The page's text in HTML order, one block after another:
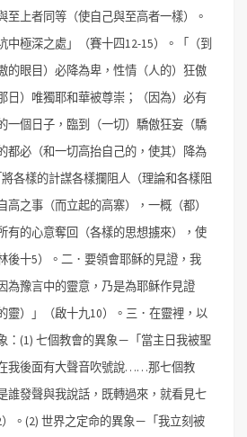
至上者同等（使自己與至高者一樣）。
中極深之處」（賽十四12-15）。
「（到
的眼目）必降為卑，性情（人的）狂傲
日）唯獨耶和華被尊崇；（因為）必有
一個日子，臨到（一切）驕傲狂妄（驕
都必（和一切高抬自己的，使其）降為
將各樣的計謀各樣攔阻人（理論和各樣阻
之事（而立起的高寨），一概（都）
有的心意奪回（各樣的思想擄來），使
後十5）。 二．要領會耶稣的見證，我
豫言中的靈意，乃是為耶稣作見證
靈）」（啟十九10）。 三．在靈裡，以
： (1) 七個教會的異象－「當主日我被聖
我後面有大聲音吹號說……那七個教
誰發聲與我說話，既轉過來，就看見七
。 (2) 世界之定命的異象－「我立刻被